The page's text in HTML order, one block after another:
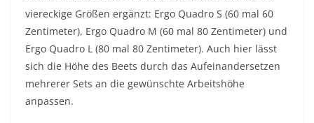
viereckige Größen ergänzt: Ergo Quadro S (60 mal 60
Zentimeter), Ergo Quadro M (60 mal 80 Zentimeter) und
Ergo Quadro L (80 mal 80 Zentimeter). Auch hier lässt
sich die Höhe des Beets durch das Aufeinandersetzen
mehrerer Sets an die gewünschte Arbeitshöhe
anpassen.